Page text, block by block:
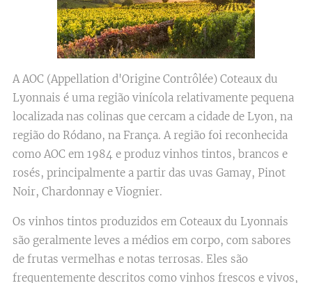
A AOC (Appellation d'Origine Contrôlée) Coteaux du
Lyonnais é uma região vinícola relativamente pequena
localizada nas colinas que cercam a cidade de Lyon, na
região do Ródano, na França. A região foi reconhecida
como AOC em 1984 e produz vinhos tintos, brancos e
rosés, principalmente a partir das uvas Gamay, Pinot
Noir, Chardonnay e Viognier.
Os vinhos tintos produzidos em Coteaux du Lyonnais
são geralmente leves a médios em corpo, com sabores
de frutas vermelhas e notas terrosas. Eles são
frequentemente descritos como vinhos frescos e vivos,